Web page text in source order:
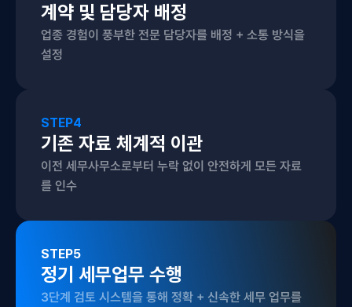
계약 및 담당자 배정
업종 경험이 풍부한 전문 담당자를 배정 + 소통 방식을
설정
STEP5
정기 세무업무 수행
3단계 검토 시스템을 통해 정확 + 신속한 세무 업무를
STEP4
기존 자료 체계적 이관
이전 세무사무소로부터 누락 없이 안전하게 모든 자료
를 인수